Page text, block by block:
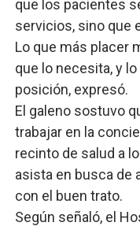
que los pacientes
servicios, sino que
Lo que más placer
que lo necesita, y
posición, expresó.
El galeno sostuvo
trabajar en la
recinto de salud a
asista en busca de
con el buen trato.
Según señaló, el